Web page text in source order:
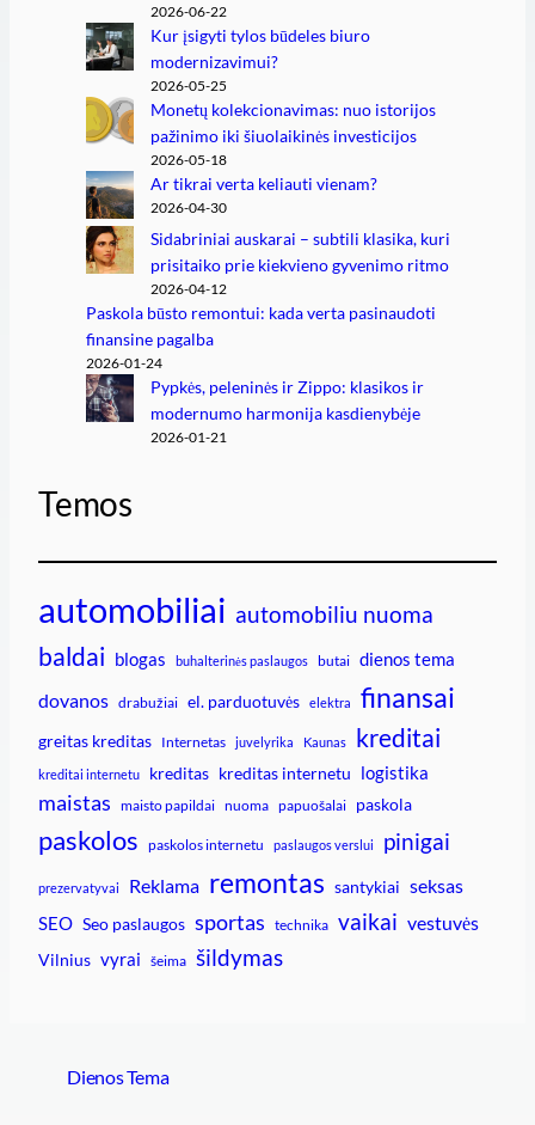
2026-06-22
Kur įsigyti tylos būdeles biuro
modernizavimui?
2026-05-25
Monetų kolekcionavimas: nuo istorijos
pažinimo iki šiuolaikinės investicijos
2026-05-18
Ar tikrai verta keliauti vienam?
2026-04-30
Sidabriniai auskarai – subtili klasika, kuri
prisitaiko prie kiekvieno gyvenimo ritmo
2026-04-12
Paskola būsto remontui: kada verta pasinaudoti
finansine pagalba
2026-01-24
Pypkės, peleninės ir Zippo: klasikos ir
modernumo harmonija kasdienybėje
2026-01-21
Temos
automobiliai automobiliu nuoma
baldai blogas buhalterinės paslaugos butai dienos tema
dovanos drabužiai el. parduotuvės elektra finansai
greitas kreditas Internetas juvelyrika Kaunas kreditai
kreditai internetu kreditas kreditas internetu logistika
maistas maisto papildai nuoma papuošalai paskola
paskolos paskolos internetu paslaugos verslui pinigai
prezervatyvai Reklama remontas santykiai seksas
SEO Seo paslaugos sportas technika vaikai vestuvės
Vilnius vyrai šeima šildymas
Dienos Tema